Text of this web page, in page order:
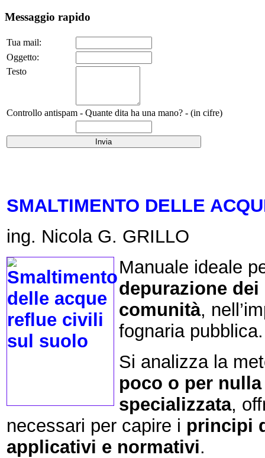
Messaggio rapido
Tua mail:
Oggetto:
Testo
Controllo antispam - Quante dita ha una mano? - (in cifre)
SMALTIMENTO DELLE
ing. Nicola G. GRILLO
Manuale ideale
depurazione
comunità,
fognaria pubblica.
Si analizza la
poco o per
specializzata,
necessari per capire i principi
applicativi e normativi.